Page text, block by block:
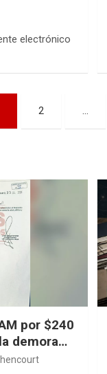
electrónico
2 …
por $240
demora